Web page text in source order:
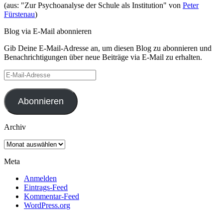
(aus: "Zur Psychoanalyse der Schule als Institution" von Peter
Fürstenau)
Blog via E-Mail abonnieren
Gib Deine E-Mail-Adresse an, um diesen Blog zu abonnieren und
Benachrichtigungen über neue Beiträge via E-Mail zu erhalten.
E-
Mail-
Adresse
Abonnieren
Archiv
Archiv
Meta
Anmelden
Eintrags-Feed
Kommentar-Feed
WordPress.org